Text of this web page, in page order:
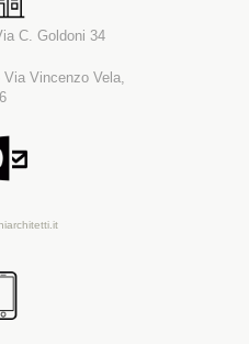
C. Goldoni 34
Via Vincenzo Vela,
6